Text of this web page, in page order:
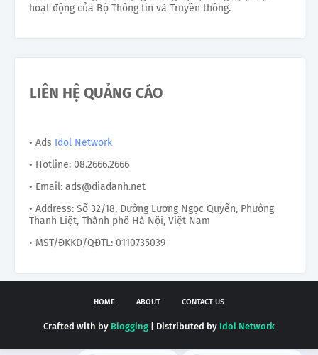
hoạt động của Bộ Thông tin và Truyền thông.
LIÊN HỆ QUẢNG CÁO
• Ads Idol Network
• Hotline: 08.2666.2666
• Email: ads@diadanh.net
• Address: Số 32/18, Đường Lương Ngọc Quyến, Phường
Thanh Liệt, Thành phố Hà Nội, Việt Nam
• MST/ĐKKD/QĐTL: 0110735039
HOME ABOUT CONTACT US
Crafted with by Blogging | Distributed by Idol Network